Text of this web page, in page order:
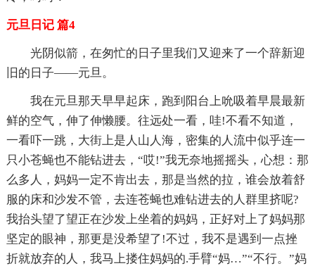
元旦日记 篇4
光阴似箭，在匆忙的日子里我们又迎来了一个辞新迎
旧的日子——元旦。
我在元旦那天早早起床，跑到阳台上吮吸着早晨最新
鲜的空气，伸了伸懒腰。往远处一看，哇!不看不知道，
一看吓一跳，大街上是人山人海，密集的人流中似乎连一
只小苍蝇也不能钻进去，“哎!”我无奈地摇摇头，心想：那
么多人，妈妈一定不肯出去，那是当然的拉，谁会放着舒
服的床和沙发不管，去连苍蝇也难钻进去的人群里挤呢?
我抬头望了望正在沙发上坐着的妈妈，正好对上了妈妈那
坚定的眼神，那更是没希望了!不过，我不是遇到一点挫
折就放弃的人，我马上搂住妈妈的.手臂“妈…”“不行。”妈